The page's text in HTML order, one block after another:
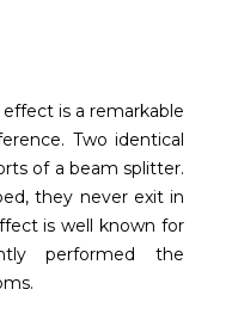
is a remarkable
Two identical
of a beam splitter.
they never exit in
is well known for
performed the